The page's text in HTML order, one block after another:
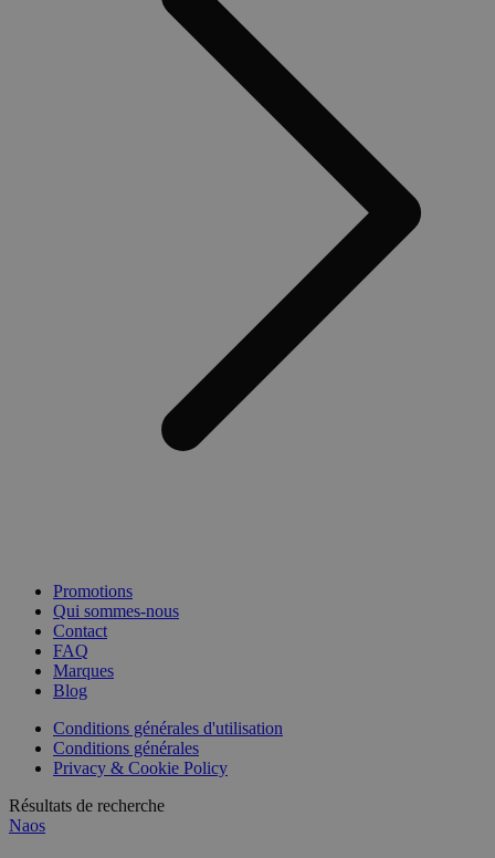
Promotions
Qui sommes-nous
Contact
FAQ
Marques
Blog
Conditions générales d'utilisation
Conditions générales
Privacy & Cookie Policy
Résultats de recherche
Naos